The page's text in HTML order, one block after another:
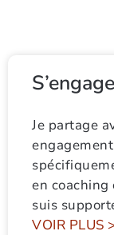
Je partage
en coaching
suis
VOIR PLUS